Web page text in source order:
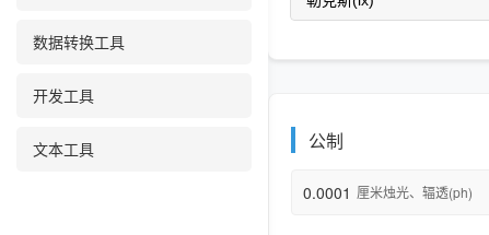
数据转换工具
开发工具
文本工具 公制
0.0001 厘米烛光、辐透(ph)